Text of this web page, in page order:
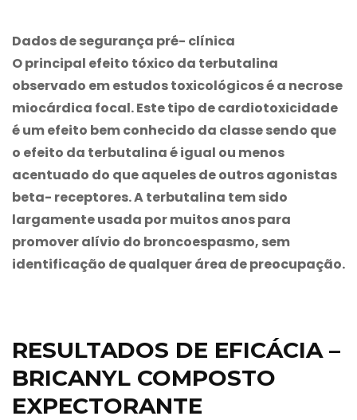
Dados de segurança pré- clínica
O principal efeito tóxico da terbutalina
observado em estudos toxicológicos é a necrose
miocárdica focal. Este tipo de cardiotoxicidade
é um efeito bem conhecido da classe sendo que
o efeito da terbutalina é igual ou menos
acentuado do que aqueles de outros agonistas
beta- receptores. A terbutalina tem sido
largamente usada por muitos anos para
promover alívio do broncoespasmo, sem
identificação de qualquer área de preocupação.
RESULTADOS DE EFICÁCIA –
BRICANYL COMPOSTO
EXPECTORANTE